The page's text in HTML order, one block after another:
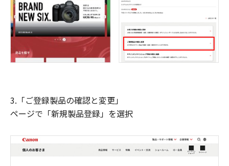
3.「ご登録製品の確認と変更」
ページで「新規製品登録」を選択